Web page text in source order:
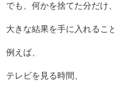
でも、何かを捨てた分だけ、
大きな結果を手に入れるこ
例えば、
テレビを見る時間、